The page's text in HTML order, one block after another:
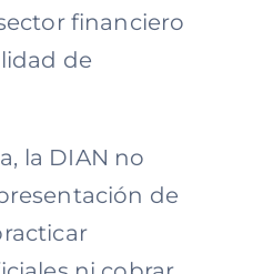
financiero
de
la DIAN no
de